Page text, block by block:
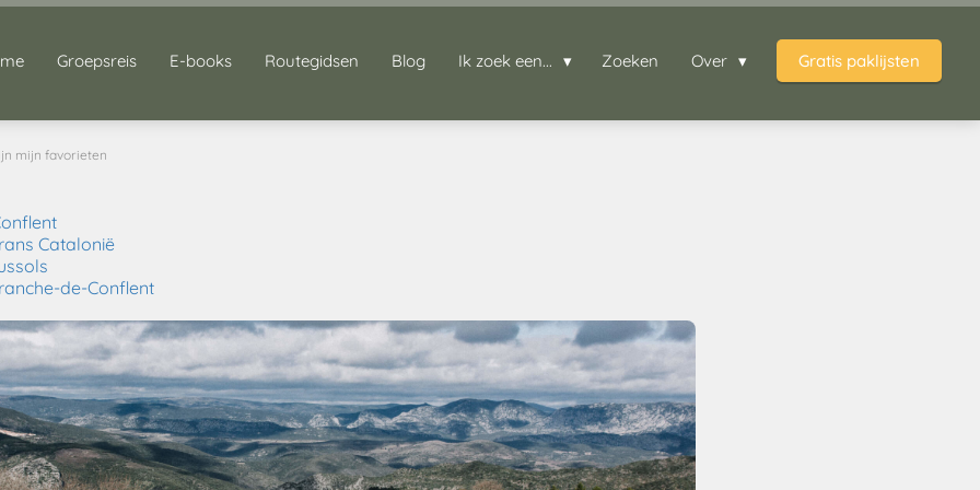
Groepsreis E-books Routegidsen Blog Ik zoek een... Zoeken Over Gratis paklijsten
mijn favorieten
Catalonië
de-Conflent